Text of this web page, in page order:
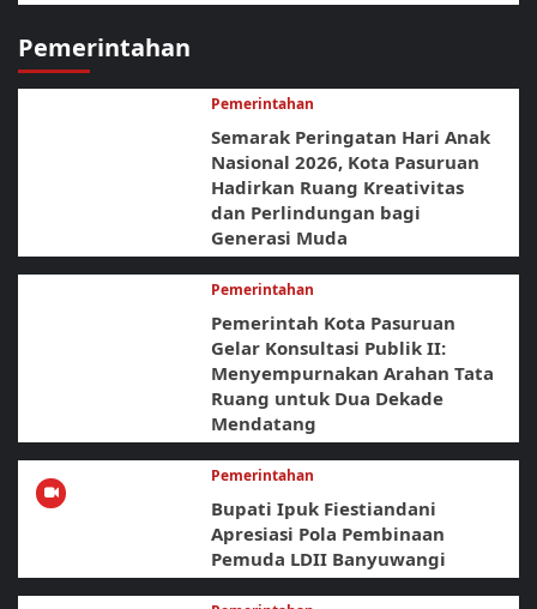
Pemerintahan
Pemerintahan
Semarak Peringatan Hari Anak
Nasional 2026, Kota Pasuruan
Hadirkan Ruang Kreativitas
dan Perlindungan bagi
Generasi Muda
Pemerintahan
Pemerintah Kota Pasuruan
Gelar Konsultasi Publik II:
Menyempurnakan Arahan Tata
Ruang untuk Dua Dekade
Mendatang
Pemerintahan
Bupati Ipuk Fiestiandani
Apresiasi Pola Pembinaan
Pemuda LDII Banyuwangi